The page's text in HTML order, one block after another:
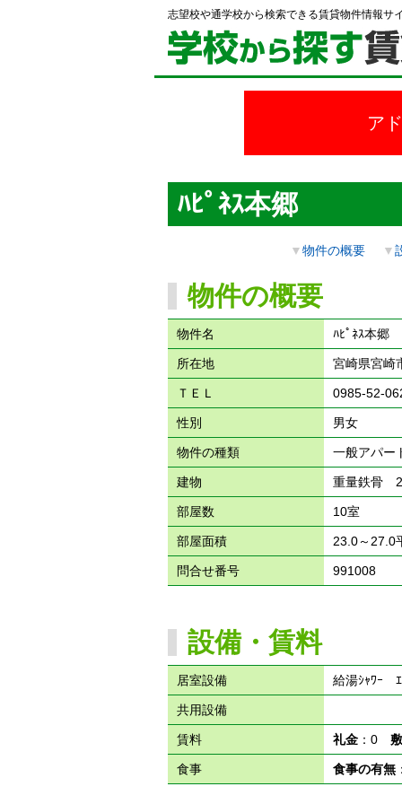
志望校や通学校から検索できる賃貸物件情報サ
ア
ﾊﾋﾟﾈｽ本郷
▼物件の概要 ▼
物件の概要
物件名 ﾊﾋﾟﾈｽ本郷
所在地 宮崎県宮崎
ＴＥＬ 0985-52-
性別 男女
物件の種類 一般アパー
建物 重量鉄骨
部屋数 10室
部屋面積 23.0～27.0
問合せ番号 991008
設備・賃料
居室設備 給湯ｼｬﾜｰ
共用設備
賃料 礼金：0
食事 食事の有無